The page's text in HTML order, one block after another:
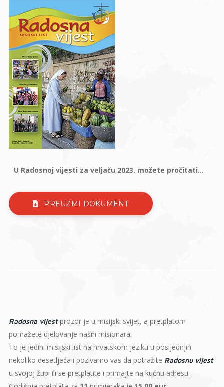
U Radosnoj vijesti za veljaču 2023. možete pročitati...
PREUZMI DOKUMENT
Radosna vijestprozor je u misijski svijet, a pretplatom
pomažete djelovanje naših misionara.
To je jedini misijski list na hrvatskom jeziku u posljednjih
nekoliko desetljeća i pozivamo vas da potražite Radosnu vijest
u svojoj župi ili se pretplatite i primajte na kućnu adresu.